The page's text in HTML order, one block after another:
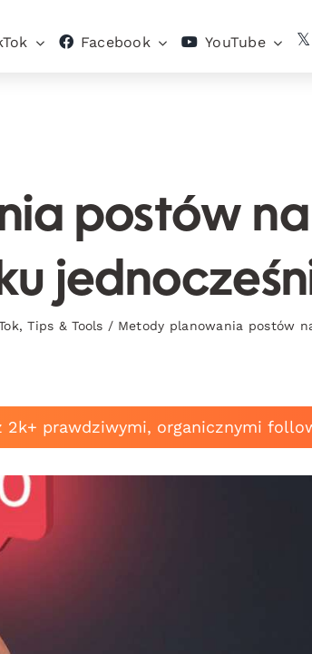
Facebook YouTube
postów
,Tips & Tools / Metody planowania postów
2k+ prawdziwymi, organicznymi